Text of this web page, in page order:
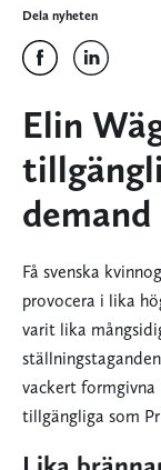
Dela nyheten
Elin
demand
Få svenska
provocera i lika
varit lika
vackert formgivna
tillgängliga som